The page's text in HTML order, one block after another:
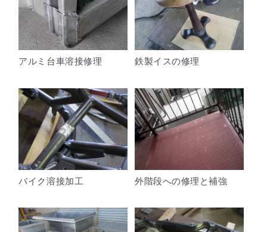
アルミ台車溶接修理 鉄製イスの修理
バイク溶接加工 外階段への修理と補強